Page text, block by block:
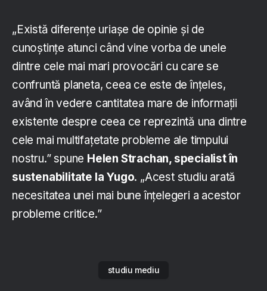
„Există diferențe uriașe de opinie și de
cunoștințe atunci când vine vorba de unele
dintre cele mai mari provocări cu care se
confruntă planeta, ceea ce este de înțeles,
având în vedere cantitatea mare de informații
existente despre ceea ce reprezintă una dintre
cele mai multifațetate probleme ale timpului
nostru.” spune Helen Strachan, specialist în
sustenabilitate la Yugo. „Acest studiu arată
necesitatea unei mai bune înțelegeri a acestor
probleme critice.”
studiu mediu